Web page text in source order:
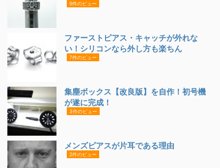
9件のビュー
ファーストピアス・キャッチが外れな
い！シリコンなら外し方も楽ちん
7件のビュー
集塵ボックス【改良版】を自作！初号機
が遂に完成！
3件のビュー
メンズピアスが片耳である理由
2件のビュー